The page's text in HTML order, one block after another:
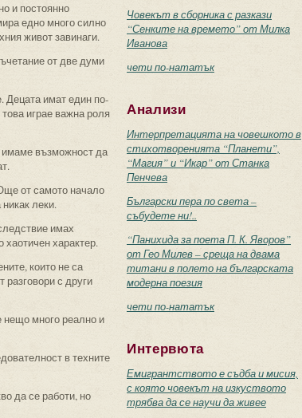
и постоянно
едно много силно
живот завинаги.
от две думи
Децата имат един по-
играе важна роля
имаме възможност да
от самото начало
леки.
имах
хаотичен характер.
които не са
разговори с други
нещо много реално и
в техните
да се работи, но
Човекът в сборника с разкази
“Сенките на времето” от Милка
Иванова
чети по-нататък
Анализи
Интерпретацията на човешкото в
стихотворенията “Планети”,
“Магия” и “Икар” от Станка
Пенчева
Български пера по света –
събудете ни!..
“Панихида за поета П. К. Яворов”
от Гео Милев – среща на двама
титани в полето на българската
модерна поезия
чети по-нататък
Интервюта
Емигрантството е съдба и мисия,
с която човекът на изкуството
трябва да се научи да живее